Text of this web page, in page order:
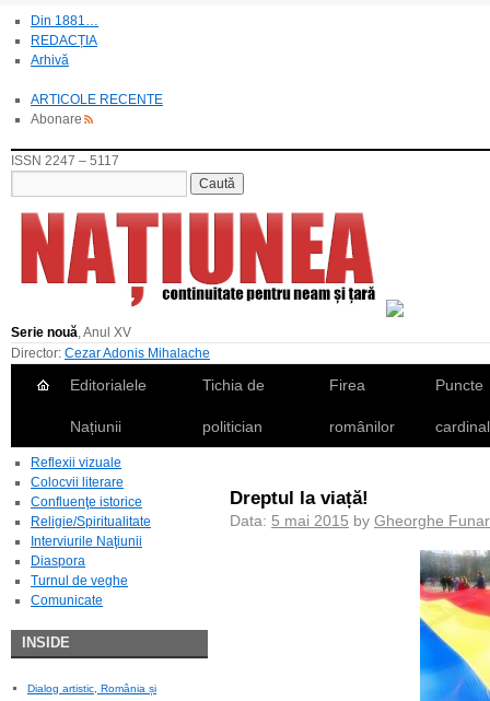
Din 1881…
REDACȚIA
Arhivă
ARTICOLE RECENTE
Abonare
ISSN 2247 – 5117
Serie nouă, Anul XV
Director: Cezar Adonis Mihalache
Editorialele
Națiunii
Tichia de
politician
Firea
românilor
Puncte
Reflexii vizuale
Colocvii literare
Confluenţe istorice
Religie/Spiritualitate
Interviurile Naţiunii
Diaspora
Turnul de veghe
Comunicate
INSIDE
Dialog artistic, România și
Dreptul la viață!
Data: 5 mai 2015 by Gheorghe Funar